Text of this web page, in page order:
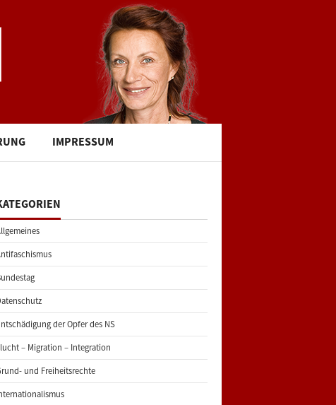
IMPRESSUM
der Opfer des NS
– Migration – Integration
und Freiheitsrechte